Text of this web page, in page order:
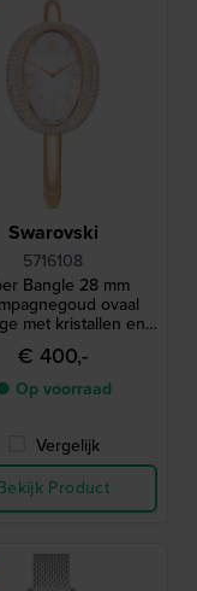
Swarovski
5716108
Bangle 28 mm
ovaal
met kristallen en
armband
€ 400,-
Op voorraad
Vergelijk
Product